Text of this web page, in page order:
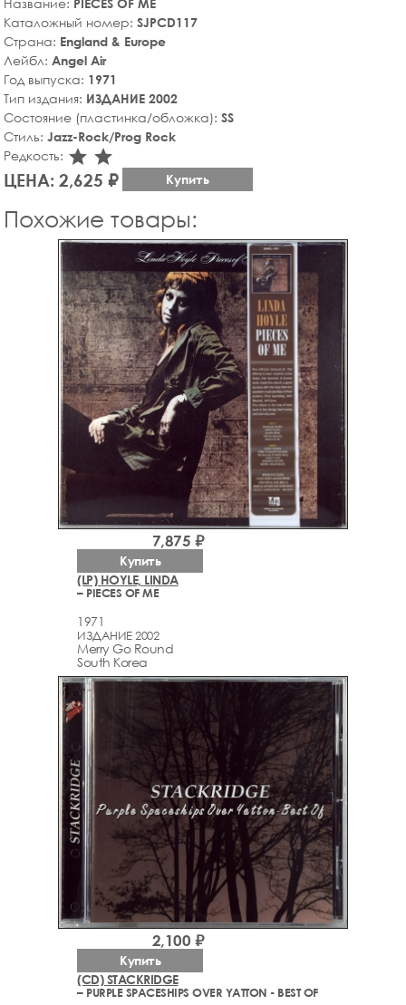
Каталожный номер: SJPCD117
Страна: England & Europe
Лейбл: Angel Air
Год выпуска: 1971
Тип издания: ИЗДАНИЕ 2002
Состояние (пластинка/обложка): SS
Стиль: Jazz-Rock/Prog Rock
Редкость: star_rate
star_rate
ЦЕНА: 2,625 ₽ Купить
Похожие товары:
(LP) HOYLE, LINDA
– PIECES OF ME
1971
ИЗДАНИЕ 2002
Merry Go Round
South Korea
7,875 ₽
Купить
(CD) STACKRIDGE
– PURPLE SPACESHIPS OVER YATTON - BEST OF
2,100 ₽
Купить